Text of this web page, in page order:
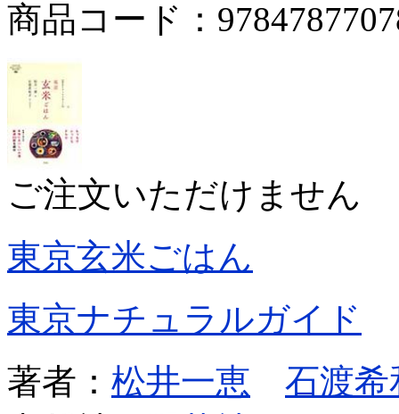
商品コード：
ご注文いただけません
東京玄米ごはん
東京ナチュラルガイド
著者： 松井一恵
石渡希